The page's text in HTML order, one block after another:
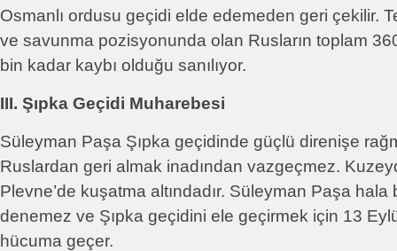
Osmanlı ordusu geçidi elde edemeden geri çekilir.
ve savunma pozisyonunda olan Rusların toplam
bin kadar kaybı olduğu sanılıyor.
III. Şıpka Geçidi Muharebesi
Süleyman Paşa Şıpka geçidinde güçlü direnişe
Ruslardan geri almak inadından vazgeçmez.
Plevne’de kuşatma altındadır. Süleyman Paşa
denemez ve Şıpka geçidini ele geçirmek için 13
hücuma geçer.